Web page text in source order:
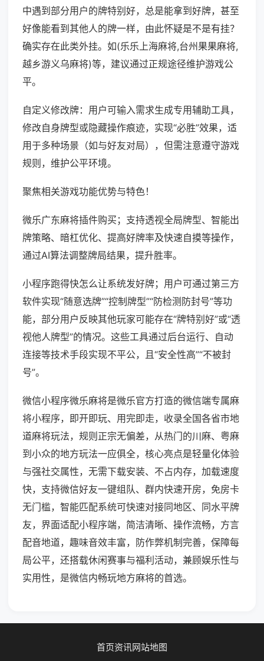
中遇到部分用户的牌特别好，总是能拿到好牌，甚至
好像能看到其他人的牌一样，由此怀疑是不是有挂？
确实存在此类外挂。如(乐乐上海麻将,台州果果麻将,
越乡游义乌麻将)等，建议通过正规途径维护游戏公
平。
自定义修改牌：用户可输入需求生成专用辅助工具，
修改自身牌型或隐藏操作痕迹，实现“必胜”效果，适
用于多种场景（如与好友对局），但需注意遵守游戏
规则，维护公平环境。
聚焦相关游戏功能优势与特色！
微乐广东麻将插件购买；支持透视全局牌型、智能出
牌策略、暗杠优化、提高好牌率及快速自摸等操作，
通过AI算法调整牌局结果，提升胜率。
小程序跑得快怎么让系统发好牌；用户可通过第三方
软件实现“随意选牌”“控制牌型”“防检测防封号”等功
能，部分用户反映其他玩家可能存在“牌特别好”或“透
视他人牌型”的情况。这些工具通过后台运行、自动
连接等技术手段实现不平公，且“安全性高”“不被封
号”。
微信小程序微乐麻将是微乐官方打造的微信端专属麻
将小程序，即开即玩、用完即走，收录全国各省市地
道麻将玩法，规则正宗无偏差，从热门的川麻、粤麻
到小众的地方玩法一应俱全，核心亮点是轻量化体验
与强社交属性，无需下载安装、不占内存，加载速度
快，支持微信好友一键组队、群内快速开房，免房卡
无门槛，智能匹配系统可快速对接同地区、同水平牌
友，界面适配小程序端，简洁清晰、操作流畅，方言
配音地道，趣味音效丰富，防作弊机制完善，保障每
局公平，还搭载休闲赛事与福利活动，兼顾娱乐性与
实用性，是微信内畅玩地方麻将的首选。
首页资讯网站地图